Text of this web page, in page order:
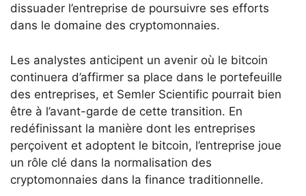
dissuader l’entreprise de poursuivre ses efforts
dans le domaine des cryptomonnaies.
Les analystes anticipent un avenir où le bitcoin
continuera d’affirmer sa place dans le portefeuille
des entreprises, et Semler Scientific pourrait bien
être à l’avant-garde de cette transition. En
redéfinissant la manière dont les entreprises
perçoivent et adoptent le bitcoin, l’entreprise joue
un rôle clé dans la normalisation des
cryptomonnaies dans la finance traditionnelle.